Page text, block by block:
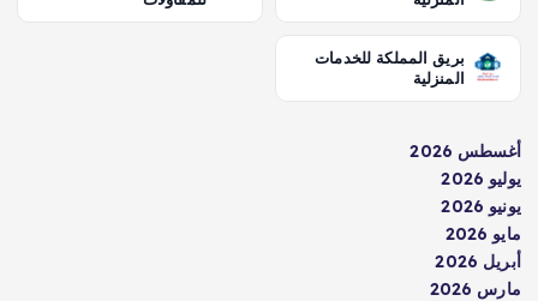
بريق المملكة للخدمات
المنزلية
أغسطس 2026
يوليو 2026
يونيو 2026
مايو 2026
أبريل 2026
مارس 2026